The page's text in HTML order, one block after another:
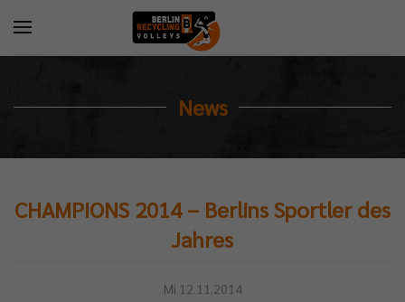
News
CHAMPIONS 2014 – Berlins Sportler des
Jahres
Mi 12.11.2014